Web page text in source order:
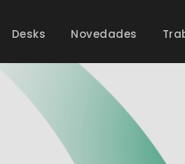
Desks Novedades